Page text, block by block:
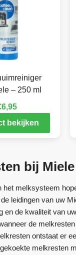
– 250 ml
6,95
bekijken
bij
het melksysteem
leidingen van uw
en de kwaliteit van
de
ontstaat er
melkresten